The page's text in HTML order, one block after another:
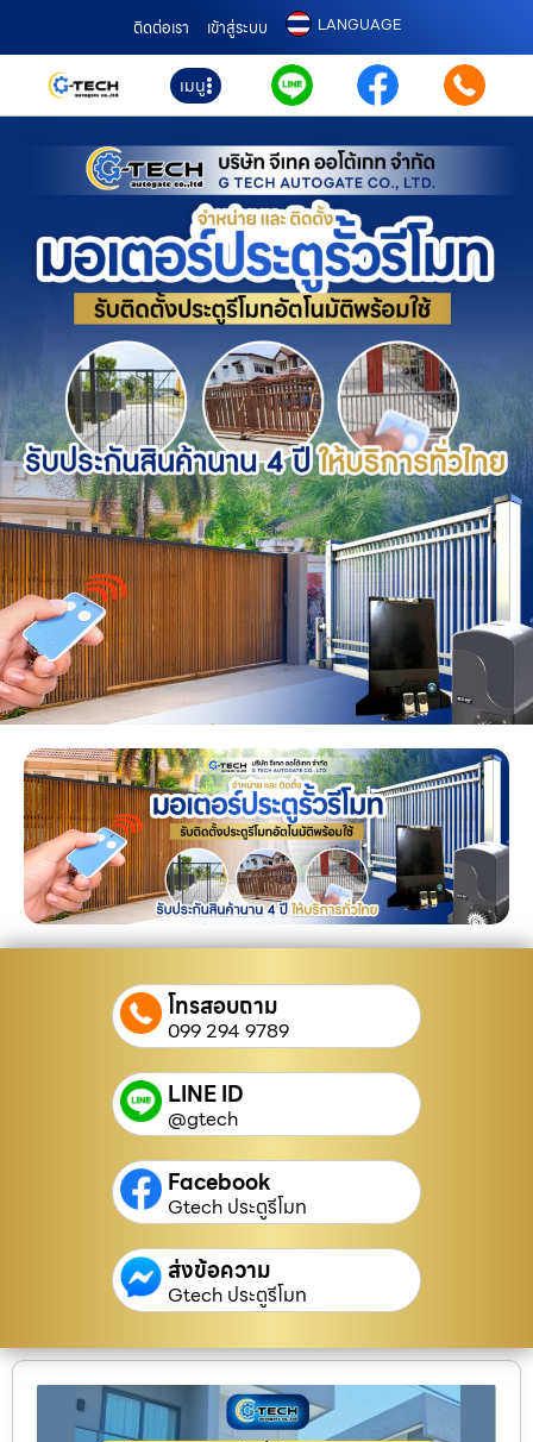
ติดต่อเรา เข้าสู่ระบบ LANGUAGE
เมนู
โทรสอบถาม
099 294 9789
LINE ID
@gtech
Facebook
Gtech ประตูรีโมท
ส่งข้อความ
Gtech ประตูรีโมท